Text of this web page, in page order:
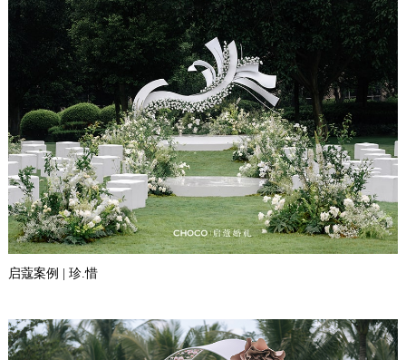
启蔻案例 | 珍.惜